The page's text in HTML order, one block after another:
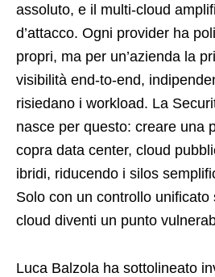
assoluto, e il multi-cloud
d’attacco. Ogni provider ha
propri, ma per un’azienda la
visibilità end-to-end,
risiedano i workload. La
nasce per questo: creare una
copra data center, cloud
ibridi, riducendo i silos
Solo con un controllo unificato
cloud diventi un punto
Luca Balzola ha sottolineato